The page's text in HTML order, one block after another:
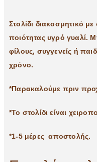
Στολίδι διακοσμητικό
ποιότητας υγρό γυαλί.
φίλους, συγγενείς ή
χρόνο.
*Παρακαλούμε πριν
*Το στολίδι είναι
*1-5 μέρες αποστολής.